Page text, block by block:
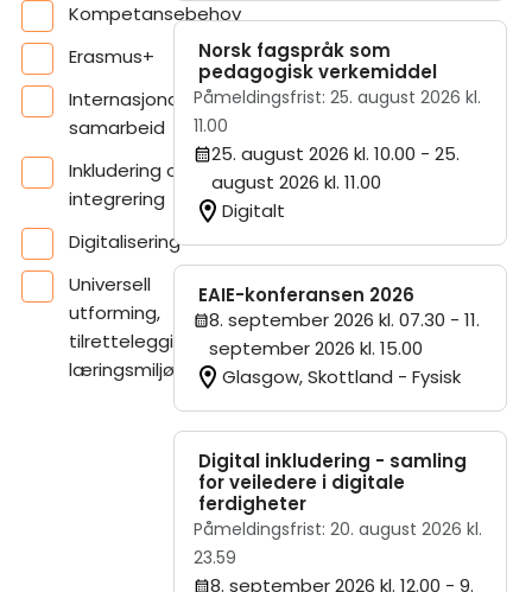
Kompetansebehov
Erasmus+
Internasjonalt
samarbeid
Inkludering og
integrering
Digitalisering
Universell
utforming,
tilrettelegging og
læringsmiljø
Norsk fagspråk som
pedagogisk verkemiddel
Påmeldingsfrist: 25. august 2026 kl.
11.00
25. august 2026 kl. 10.00 - 25.
august 2026 kl. 11.00
Digitalt
EAIE-konferansen 2026
8. september 2026 kl. 07.30 - 11.
september 2026 kl. 15.00
Glasgow, Skottland - Fysisk
Digital inkludering - samling
for veiledere i digitale
ferdigheter
Påmeldingsfrist: 20. august 2026 kl.
23.59
8. september 2026 kl. 12.00 - 9.